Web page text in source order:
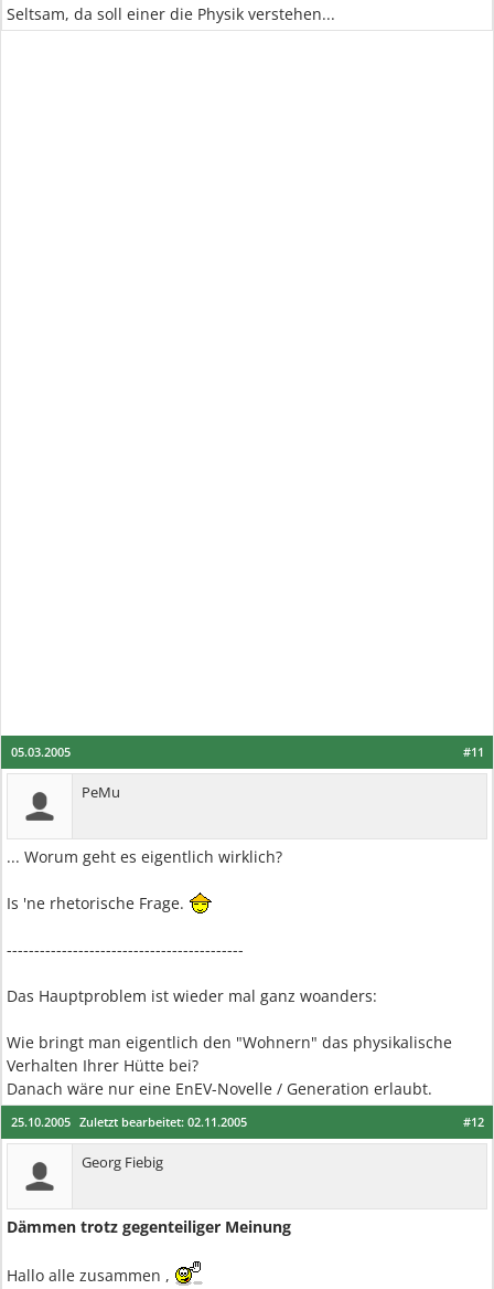
Seltsam, da soll einer die Physik verstehen...
#11
05.03.2005
PeMu
... Worum geht es eigentlich wirklich?
Is 'ne rhetorische Frage.
-------------------------------------------
Das Hauptproblem ist wieder mal ganz woanders:
Wie bringt man eigentlich den "Wohnern" das physikalische
Verhalten Ihrer Hütte bei?
Danach wäre nur eine EnEV-Novelle / Generation erlaubt.
#12
25.10.2005 Zuletzt bearbeitet: 02.11.2005
Georg Fiebig
Dämmen trotz gegenteiliger Meinung
Hallo alle zusammen ,